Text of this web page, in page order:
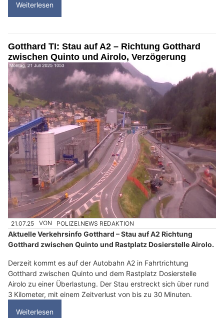
Weiterlesen
Gotthard TI: Stau auf A2 – Richtung Gotthard
zwischen Quinto und Airolo, Verzögerung
21.07.25 VON POLIZEI.NEWS REDAKTION
Aktuelle Verkehrsinfo Gotthard – Stau auf A2 Richtung
Gotthard zwischen Quinto und Rastplatz Dosierstelle Airolo.
Derzeit kommt es auf der Autobahn A2 in Fahrtrichtung
Gotthard zwischen Quinto und dem Rastplatz Dosierstelle
Airolo zu einer Überlastung. Der Stau erstreckt sich über rund
3 Kilometer, mit einem Zeitverlust von bis zu 30 Minuten.
Weiterlesen